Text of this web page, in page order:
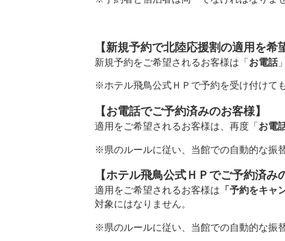
【新規予約で北陸応援割の適用を希
新規予約をご希望されるお客様は「 お電話
※ホテル飛鳥公式ＨＰで予約を受け付けて
【お電話でご予約済みのお客様】
適用をご希望されるお客様は、再度「 お電
※県のルールに従い、当館での自動的な振
【ホテル飛鳥公式ＨＰでご予約済み
適用をご希望されるお客様は 「予約をキャ
対象にはなりません。
※県のルールに従い、当館での自動的な振